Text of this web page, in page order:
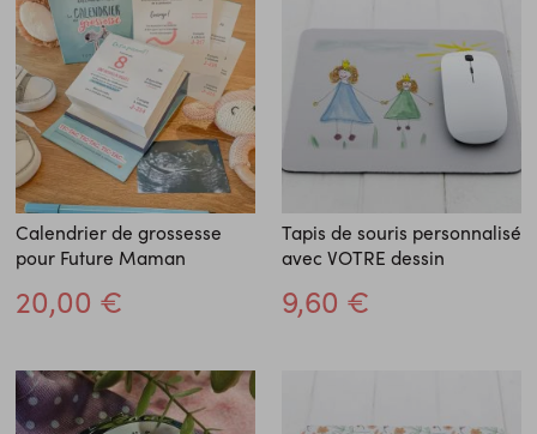
Calendrier de grossesse
pour Future Maman
20,00 €
Tapis de souris personnalisé
avec VOTRE dessin
9,60 €